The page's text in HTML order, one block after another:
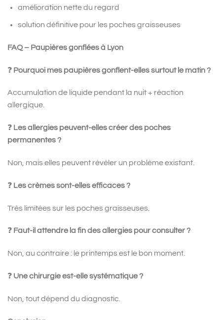
amélioration nette du regard
solution définitive pour les poches graisseuses
FAQ – Paupières gonflées à Lyon
❓ Pourquoi mes paupières gonflent-elles surtout le matin ?
Accumulation de liquide pendant la nuit + réaction
allergique.
❓ Les allergies peuvent-elles créer des poches
permanentes ?
Non, mais elles peuvent révéler un problème existant.
❓ Les crèmes sont-elles efficaces ?
Très limitées sur les poches graisseuses.
❓ Faut-il attendre la fin des allergies pour consulter ?
Non, au contraire : le printemps est le bon moment.
❓ Une chirurgie est-elle systématique ?
Non, tout dépend du diagnostic.